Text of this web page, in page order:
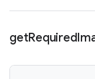
getRequired